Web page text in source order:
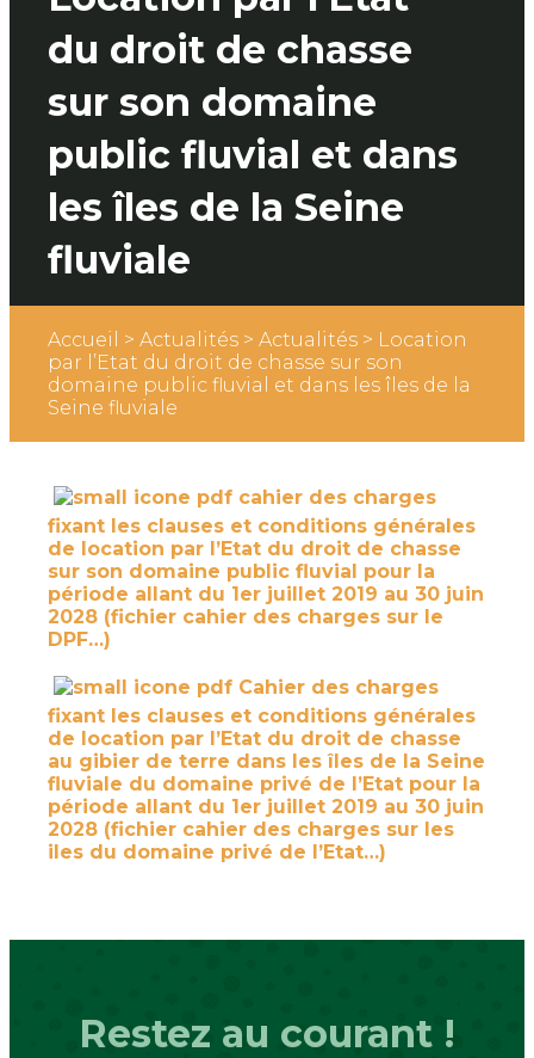
du droit de chasse
sur son domaine
public fluvial et dans
les îles de la Seine
fluviale
Accueil > Actualités > Actualités > Location
par l’Etat du droit de chasse sur son
domaine public fluvial et dans les îles de la
Seine fluviale
cahier des charges
fixant les clauses et conditions générales
de location par l’Etat du droit de chasse
sur son domaine public fluvial pour la
période allant du 1er juillet 2019 au 30 juin
2028 (fichier cahier des charges sur le
DPF…)
Cahier des charges
fixant les clauses et conditions générales
de location par l’Etat du droit de chasse
au gibier de terre dans les îles de la Seine
fluviale du domaine privé de l’Etat pour la
période allant du 1er juillet 2019 au 30 juin
2028 (fichier cahier des charges sur les
iles du domaine privé de l’Etat…)
Restez au courant !